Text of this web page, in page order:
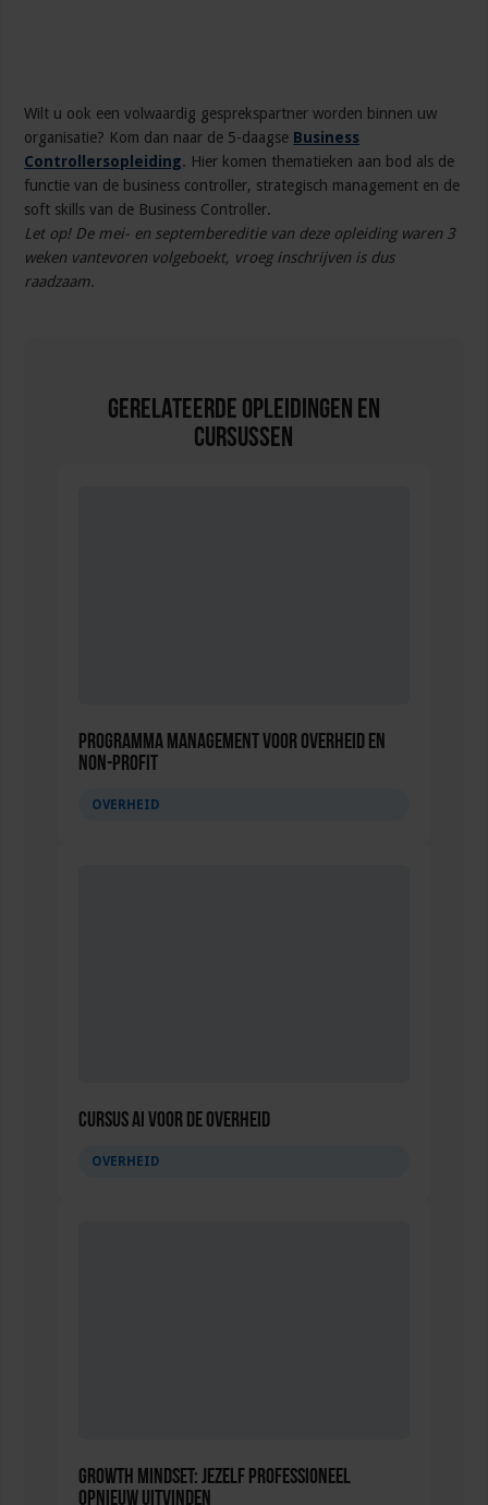
Wilt u ook een volwaardig gesprekspartner worden binnen uw
organisatie? Kom dan naar de 5-daagse Business
Controllersopleiding. Hier komen thematieken aan bod als de
functie van de business controller, strategisch management en de
soft skills van de Business Controller.
Let op! De mei- en septembereditie van deze opleiding waren 3
weken vantevoren volgeboekt, vroeg inschrijven is dus
raadzaam.
Gerelateerde Opleidingen en
Cursussen
Programma Management voor overheid en
non-profit
OVERHEID
Cursus AI voor de overheid
OVERHEID
Growth Mindset: Jezelf professioneel
opnieuw uitvinden